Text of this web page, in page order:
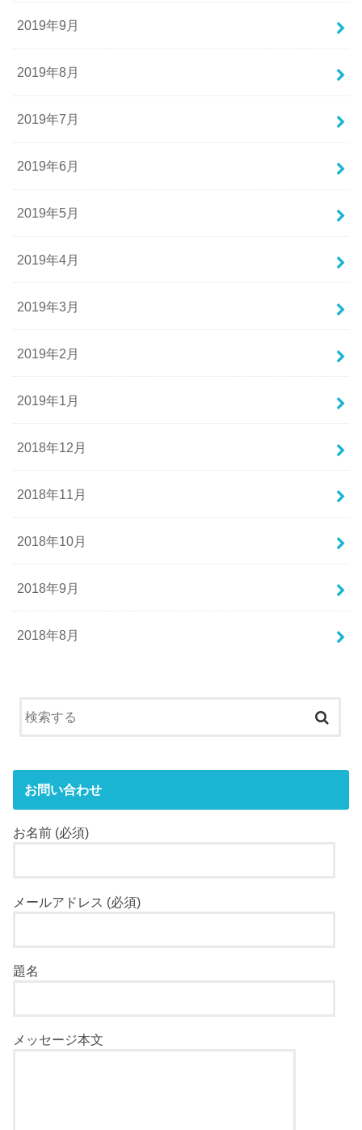
2019年9月
2019年8月
2019年7月
2019年6月
2019年5月
2019年4月
2019年3月
2019年2月
2019年1月
2018年12月
2018年11月
2018年10月
2018年9月
2018年8月
お問い合わせ
お名前 (必須)
メールアドレス (必須)
題名
メッセージ本文